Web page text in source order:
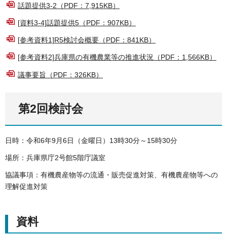
話題提供3-2（PDF：7,915KB）
[資料3-4]話題提供5（PDF：907KB）
[参考資料1]R5検討会概要（PDF：841KB）
[参考資料2]兵庫県の有機農業等の推進状況（PDF：1,566KB）
議事要旨（PDF：326KB）
第2回検討会
日時：令和6年9月6日（金曜日）13時30分～15時30分
場所：兵庫県庁2号館5階庁議室
協議事項：有機農産物等の流通・販売促進対策、有機農産物等への
理解促進対策
資料